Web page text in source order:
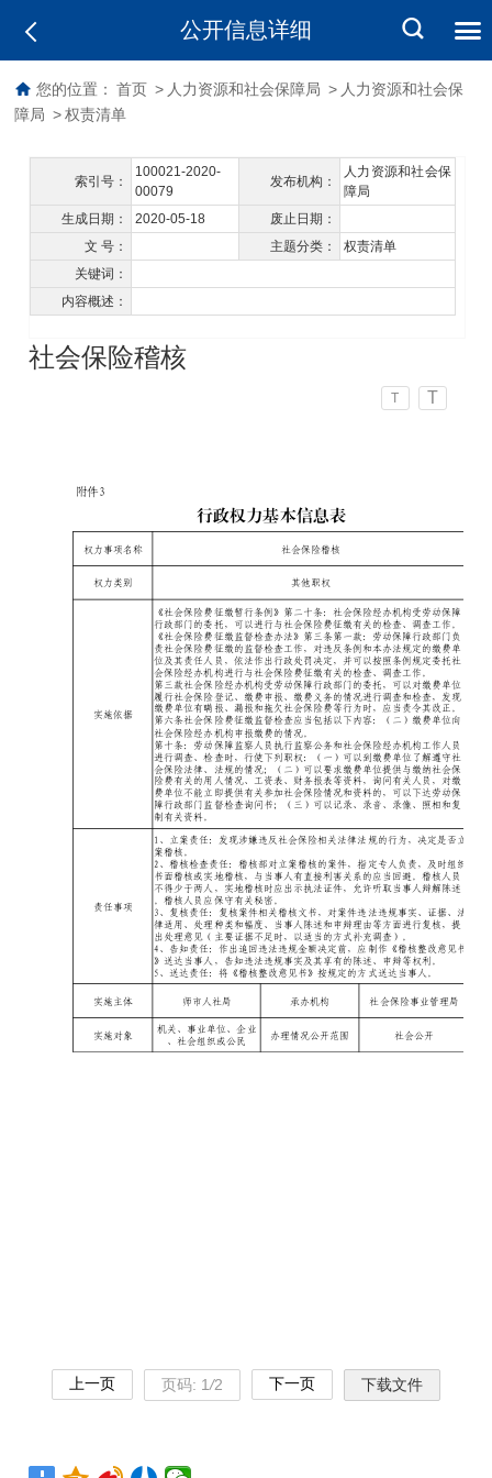
公开信息详细
您的位置： 首页 > 人力资源和社会保障局 > 人力资源和社会保
障局 > 权责清单
索引号：
100021-2020-
00079
发布机构：
人力资源和社会保
障局
生成日期：
2020-05-18
废止日期：
文 号：
主题分类：
权责清单
关键词：
内容概述：
社会保险稽核
T T
上一页 页码: 1/2 下一页 下载文件